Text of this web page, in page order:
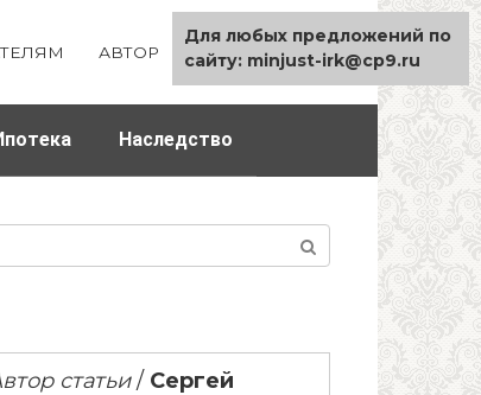
АВТОР КАРТА САЙТА
Наследство
статьи/ Сергей
Для любых предложений по
сайту: minjust-irk@cp9.ru